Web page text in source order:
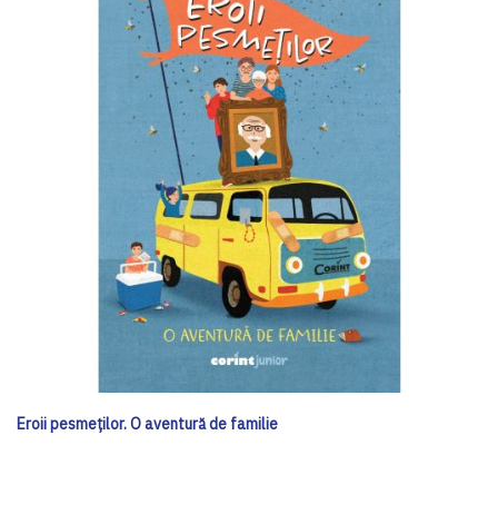
Eroii pesmeților. O aventură de familie